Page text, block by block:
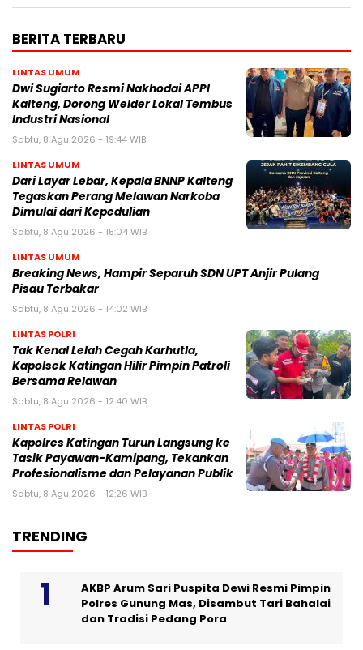
BERITA TERBARU
LINTAS UMUM
Dwi Sugiarto Resmi Nakhodai APPI
Kalteng, Dorong Welder Lokal Tembus
Industri Nasional
Sabtu, 8 Agu 2026 - 19:44 WIB
LINTAS UMUM
Dari Layar Lebar, Kepala BNNP Kalteng
Tegaskan Perang Melawan Narkoba
Dimulai dari Kepedulian
Sabtu, 8 Agu 2026 - 15:04 WIB
LINTAS UMUM
Breaking News, Hampir Separuh SDN UPT Anjir Pulang
Pisau Terbakar
Sabtu, 8 Agu 2026 - 14:02 WIB
LINTAS POLRI
Tak Kenal Lelah Cegah Karhutla,
Kapolsek Katingan Hilir Pimpin Patroli
Bersama Relawan
Sabtu, 8 Agu 2026 - 12:40 WIB
LINTAS POLRI
Kapolres Katingan Turun Langsung ke
Tasik Payawan-Kamipang, Tekankan
Profesionalisme dan Pelayanan Publik
Sabtu, 8 Agu 2026 - 12:26 WIB
TRENDING
AKBP Arum Sari Puspita Dewi Resmi Pimpin
Polres Gunung Mas, Disambut Tari Bahalai
dan Tradisi Pedang Pora